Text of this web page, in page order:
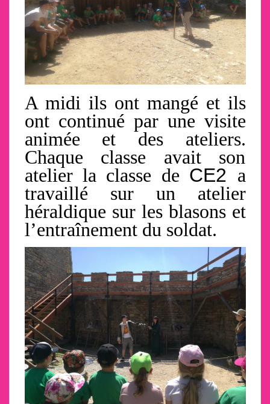
A midi ils ont mangé et ils
ont continué par une visite
animée et des ateliers.
Chaque classe avait son
atelier la classe de CE2 a
travaillé sur un atelier
héraldique sur les blasons et
l’entraînement du soldat.